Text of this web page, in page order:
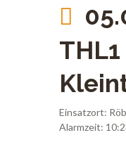
Einsatzort:
Alarmzeit: